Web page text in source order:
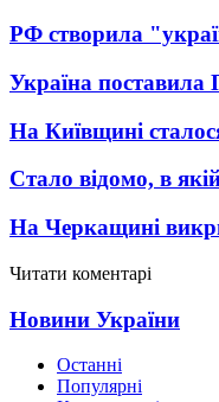
РФ створила
Україна поставила
На Київщині
Стало відомо, в
На Черкащині
Читати коментарі
Новини України
Останні
Популярні